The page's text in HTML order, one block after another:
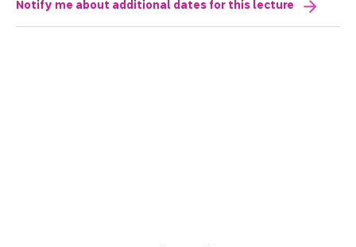
Notify me about additional dates for this lecture